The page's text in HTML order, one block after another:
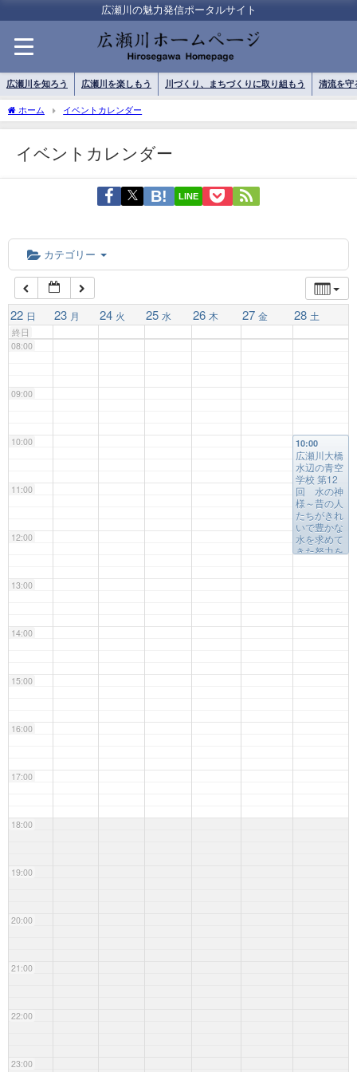
広瀬川の魅力発信ポータルサイト
広瀬川を知ろう 広瀬川を楽しもう 川づくり、まちづくりに取り組もう 清流を守
ホーム イベントカレンダー
イベントカレンダー
LINE
カテゴリー
22 日 23 月 24 火 25 水 26 木 27 金 28 土
終日
02:00
03:00
04:00
06:00
07:00
08:00
09:00
10:00
11:00
12:00
13:00
14:00
15:00
16:00
17:00
18:00
19:00
20:00
21:00
22:00
23:00
10:00
広瀬川大橋
水辺の青空
学校 第12
回 水の神
様～昔の人
たちがきれ
いで豊かな
水を求めて
きた努力を